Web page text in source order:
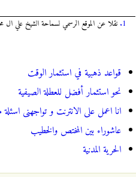
1. نقلا عن الموقع الرسمي لسماحة الشيخ علي
قواعد ذهبية في استثمار الوقت
نحو استثمار أفضل للعطلة الصيفية
انا اعمل على الانترنت و تواجهنى
عاشوراء بين المختص والخطيب
الحرية المدنية